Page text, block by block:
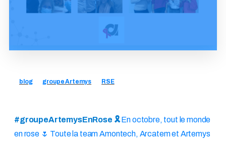
blog groupe Artemys RSE
#groupeArtemysEnRose 🎗️En octobre, tout le monde
en rose 🌷 Toute la team Amontech, Arcatem et Artemys